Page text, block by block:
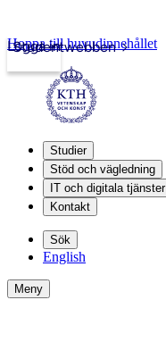
Studentwebben
Logga in
Hoppa till huvudinnehållet
Studier
Stöd och vägledning
IT och digitala tjänster
Kontakt
Sök
English
Meny